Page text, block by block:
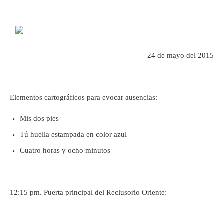
24 de mayo del 2015
Elementos cartográficos para evocar ausencias:
Mis dos pies
Tú huella estampada en color azul
Cuatro horas y ocho minutos
12:15 pm. Puerta principal del Reclusorio Oriente: